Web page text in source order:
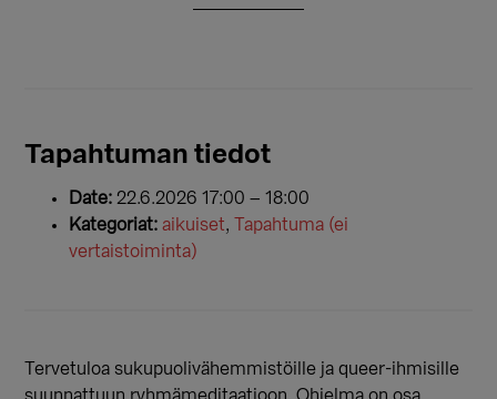
Tapahtuman tiedot
Date: 22.6.2026 17:00 –18:00
Kategoriat: aikuiset,
Tapahtuma (ei
vertaistoiminta)
Tervetuloa sukupuolivähemmistöille ja queer-ihmisille